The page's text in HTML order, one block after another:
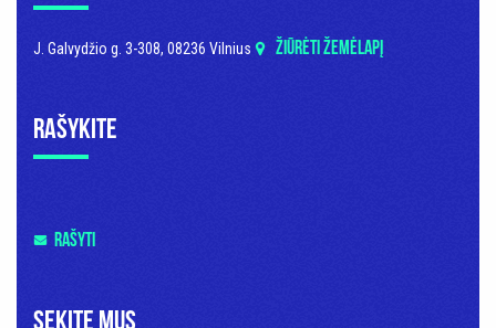
J. Galvydžio g. 3-308, 08236 Vilnius ŽIŪRĖTI ŽEMĖLAPĮ
Rašykite
RAŠYTI